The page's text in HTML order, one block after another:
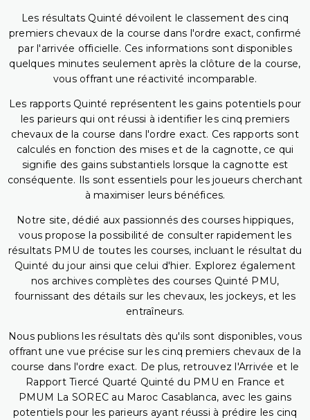
Les résultats Quinté dévoilent le classement des cinq
premiers chevaux de la course dans l'ordre exact, confirmé
par l'arrivée officielle. Ces informations sont disponibles
quelques minutes seulement après la clôture de la course,
vous offrant une réactivité incomparable.
Les rapports Quinté représentent les gains potentiels pour
les parieurs qui ont réussi à identifier les cinq premiers
chevaux de la course dans l'ordre exact. Ces rapports sont
calculés en fonction des mises et de la cagnotte, ce qui
signifie des gains substantiels lorsque la cagnotte est
conséquente. Ils sont essentiels pour les joueurs cherchant
à maximiser leurs bénéfices.
Notre site, dédié aux passionnés des courses hippiques,
vous propose la possibilité de consulter rapidement les
résultats PMU de toutes les courses, incluant le résultat du
Quinté du jour ainsi que celui d'hier. Explorez également
nos archives complètes des courses Quinté PMU,
fournissant des détails sur les chevaux, les jockeys, et les
entraîneurs.
Nous publions les résultats dès qu'ils sont disponibles, vous
offrant une vue précise sur les cinq premiers chevaux de la
course dans l'ordre exact. De plus, retrouvez l'Arrivée et le
Rapport Tiercé Quarté Quinté du PMU en France et
PMUM La SOREC au Maroc Casablanca, avec les gains
potentiels pour les parieurs ayant réussi à prédire les cinq